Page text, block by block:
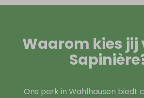
Waarom kies jij
Ons park in Wahlhausen biedt